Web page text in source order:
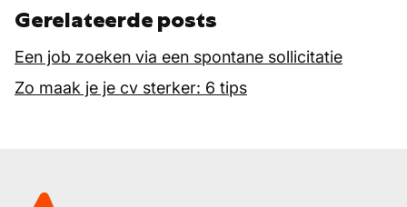
Gerelateerde posts
Een job zoeken via een spontane sollicitatie
Zo maak je je cv sterker: 6 tips